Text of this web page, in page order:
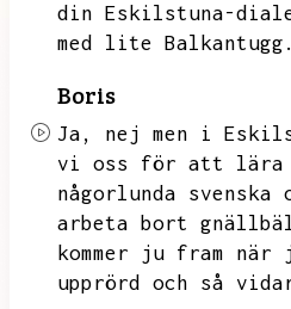
din Eskilstuna-
med lite Balkantugg.
Boris
Ja,
nej men i
vi oss för att lära
någorlunda
arbeta bort
kommer ju fram
upprörd och så